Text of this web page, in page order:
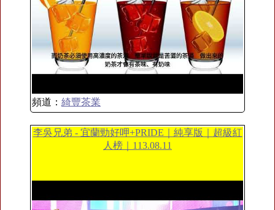
頻道： 綺豐茶業
李吳兄弟 - 宜蘭勁好呷+PRIDE｜純享版｜超級紅
人榜｜113.08.11